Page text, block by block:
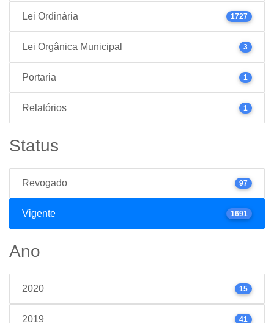
Lei Ordinária 1727
Lei Orgânica Municipal 3
Portaria 1
Relatórios 1
Status
Revogado 97
Vigente 1691
Ano
2020 15
2019 41